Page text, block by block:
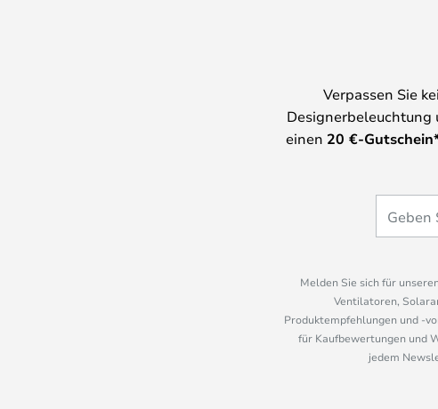
Verpassen Sie
Designerbeleuchtung
einen 20 €-
Melden Sie sich für
Ventilatoren,
Produktempfehlungen und -
für Kaufbewertungen und
jedem